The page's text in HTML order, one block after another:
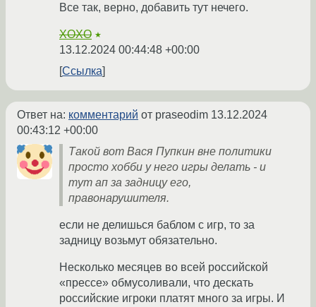
Все так, верно, добавить тут нечего.
XOXO ★
13.12.2024 00:44:48 +00:00
Ссылка
Ответ на: комментарий от praseodim 13.12.2024
00:43:12 +00:00
Такой вот Вася Пупкин вне политики
просто хобби у него игры делать - и
тут ап за задницу его,
правонарушителя.
если не делишься баблом с игр, то за
задницу возьмут обязательно.
Несколько месяцев во всей российской
«прессе» обмусоливали, что дескать
российские игроки платят много за игры. И